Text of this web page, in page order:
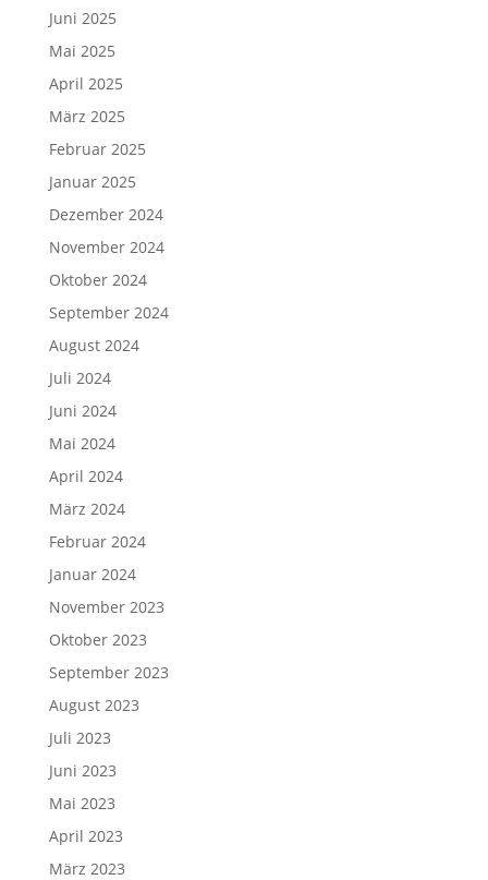
Juni 2025
Mai 2025
April 2025
März 2025
Februar 2025
Januar 2025
Dezember 2024
November 2024
Oktober 2024
September 2024
August 2024
Juli 2024
Juni 2024
Mai 2024
April 2024
März 2024
Februar 2024
Januar 2024
November 2023
Oktober 2023
September 2023
August 2023
Juli 2023
Juni 2023
Mai 2023
April 2023
März 2023